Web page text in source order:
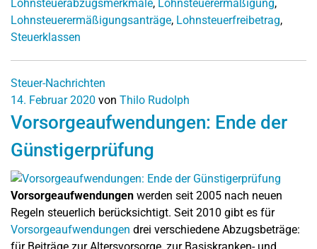
Lohnsteuerabzugsmerkmale, Lohnsteuerermäßigung,
Lohnsteuerermäßigungsanträge, Lohnsteuerfreibetrag,
Steuerklassen
Steuer-Nachrichten
14. Februar 2020 von Thilo Rudolph
Vorsorgeaufwendungen: Ende der
Günstigerprüfung
Vorsorgeaufwendungen werden seit 2005 nach neuen
Regeln steuerlich berücksichtigt. Seit 2010 gibt es für
Vorsorgeaufwendungen drei verschiedene Abzugsbeträge: